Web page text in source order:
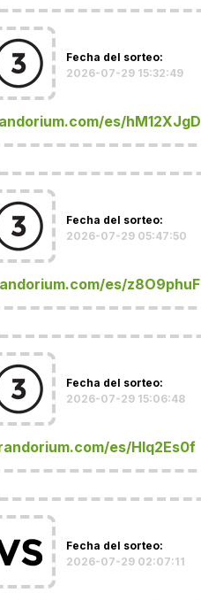
Fecha del sorteo:
2026-07-29 15:32:49
es/hM12XJgD
Fecha del sorteo:
2026-07-29 05:47:50
es/z8O9phuF
Fecha del sorteo:
2026-07-29 15:06:48
es/Hlq2Es0f
Fecha del sorteo:
2026-07-29 02:07:11